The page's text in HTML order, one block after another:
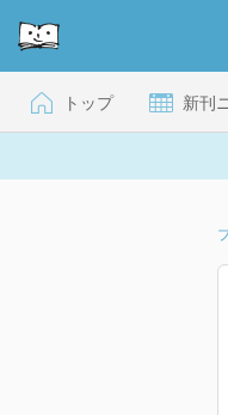
トップ 新刊